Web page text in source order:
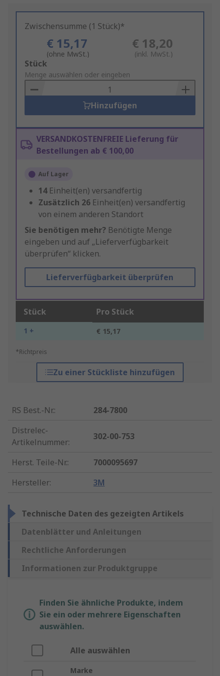
Zwischensumme (1 Stück)*
€ 15,17
(ohne MwSt.)
€ 18,20
(inkl. MwSt.)
Add
to
Basket
Stück
Menge auswählen oder eingeben
Hinzufügen
VERSANDKOSTENFREIE Lieferung für
Bestellungen ab € 100,00
Auf Lager
14 Einheit(en) versandfertig
Zusätzlich 26 Einheit(en) versandfertig
von einem anderen Standort
Sie benötigen mehr? Benötigte Menge
eingeben und auf „Lieferverfügbarkeit
überprüfen“ klicken.
Lieferverfügbarkeit überprüfen
Stück Pro Stück
1 + € 15,17
*Richtpreis
Zu einer Stückliste hinzufügen
RS Best.-Nr.:
284-7800
Distrelec-
Artikelnummer:
302-00-753
Herst. Teile-Nr.:
7000095697
Hersteller: 3M
Technische Daten des gezeigten Artikels
Datenblätter und Anleitungen
Rechtliche Anforderungen
Informationen zur Produktgruppe
Finden Sie ähnliche Produkte, indem
Sie ein oder mehrere Eigenschaften
auswählen.
Alle auswählen
Marke